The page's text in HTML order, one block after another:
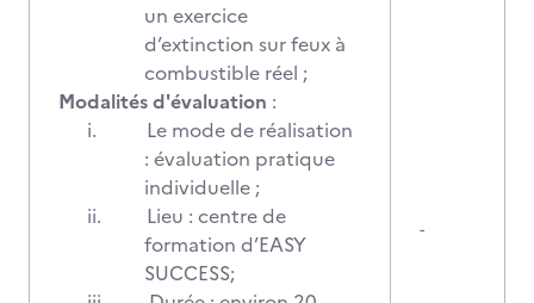
un exercice
d’extinction sur feux à
combustible réel ;
Modalités d'évaluation :
i.
Le mode de réalisation
: évaluation pratique
individuelle ;
ii.
Lieu : centre de
formation d’EASY
SUCCESS;
-